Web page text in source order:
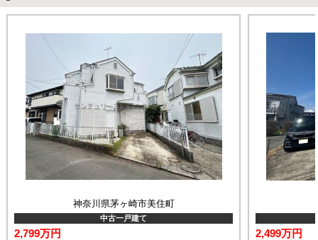
神奈川県茅ヶ崎市美住町
中古一戸建て
2,799万円 2,499万円